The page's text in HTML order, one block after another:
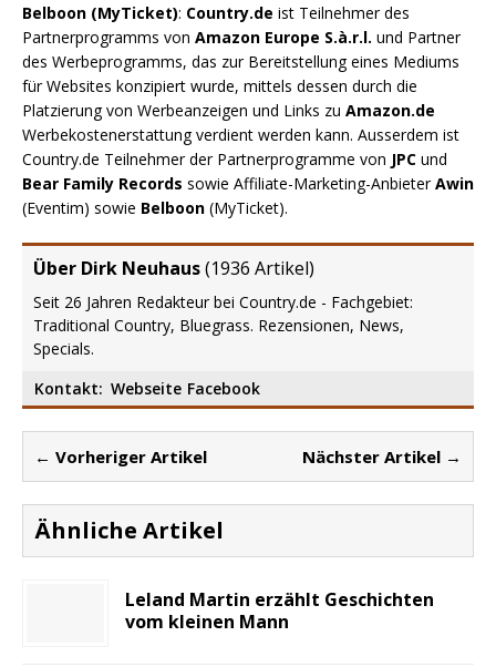
Belboon (MyTicket): Country.de ist Teilnehmer des
Partnerprogramms von Amazon Europe S.à.r.l. und Partner
des Werbeprogramms, das zur Bereitstellung eines Mediums
für Websites konzipiert wurde, mittels dessen durch die
Platzierung von Werbeanzeigen und Links zu Amazon.de
Werbekostenerstattung verdient werden kann. Ausserdem ist
Country.de Teilnehmer der Partnerprogramme von JPC und
Bear Family Records sowie Affiliate-Marketing-AnbieterAwin
(Eventim) sowie Belboon (MyTicket).
Über Dirk Neuhaus(1936 Artikel)
Seit 26 Jahren Redakteur bei Country.de - Fachgebiet:
Traditional Country, Bluegrass. Rezensionen, News,
Specials.
Kontakt: Webseite Facebook
← Vorheriger Artikel Nächster Artikel →
Ähnliche Artikel
Leland Martin erzählt Geschichten
vom kleinen Mann